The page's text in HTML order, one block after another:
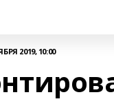
2019, 10:00